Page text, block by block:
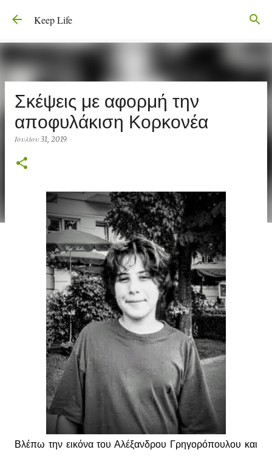
Μετάβαση στο κύριο περιεχόμενο
Keep Life
Σκέψεις με αφορμή την
αποφυλάκιση Κορκονέα
Ιουλίου 31, 2019
Βλέπω την εικόνα του Αλέξανδρου Γρηγορόπουλου και